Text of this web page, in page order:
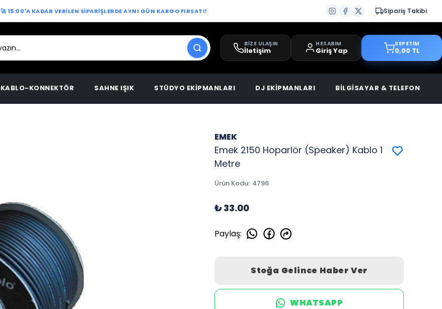
🚀 15:00'A KADAR VERİLEN SİPARİŞLERDE AYNI GÜN KARGO FIRSATI! Sipariş Takibi
BİZE ULAŞIN
İletişim
HESABIM
Giriş Yap
SEPETİM
0,00 TL
KABLO-KONNEKTÖR SAHNE IŞIK STÜDYO EKİPMANLARI DJ EKİPMANLARI BİLGİSAYAR & TELEFON
EMEK
Emek 2150 Hoparlör (Speaker) Kablo 1
Metre
Ürün Kodu: 4796
₺ 33.00
Paylaş:
Stoğa Gelince Haber Ver
WHATSAPP